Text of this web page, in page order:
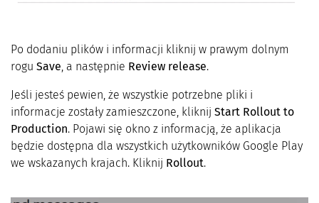
Po dodaniu plików i informacji kliknij w prawym dolnym
rogu Save, a następnie Review release.
Jeśli jesteś pewien, że wszystkie potrzebne pliki i
informacje zostały zamieszczone, kliknij Start Rollout to
Production. Pojawi się okno z informacją, że aplikacja
będzie dostępna dla wszystkich użytkowników Google Play
we wskazanych krajach. Kliknij Rollout.